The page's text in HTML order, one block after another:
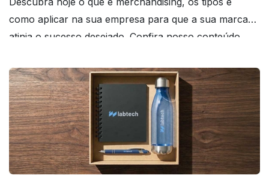
como aplicar na sua empresa para que a sua marca
atinja o sucesso desejado. Confira nosso conteúdo